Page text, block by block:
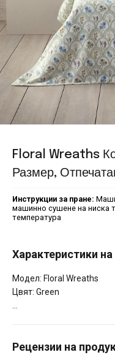
Floral Wreaths
Размер,
Инструкции за пране:
машинно сушене на ниска
температура
Характеристики
Модел: Floral Wreaths
Цвят: Green